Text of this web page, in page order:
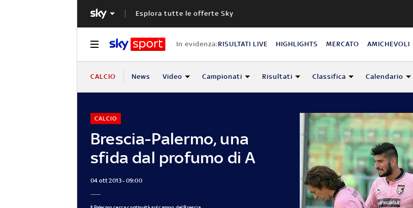
Esplora tutte le offerte Sky
In evidenza:RISULTATI LIVE HIGHLIGHTS MERCATO AMICHEVOLI
CALCIO News Video Campionati Risultati Classifica Calendario
Brescia-Palermo, una
sfida dal profumo di A
CALCIO
04 ott 2013 - 09:00